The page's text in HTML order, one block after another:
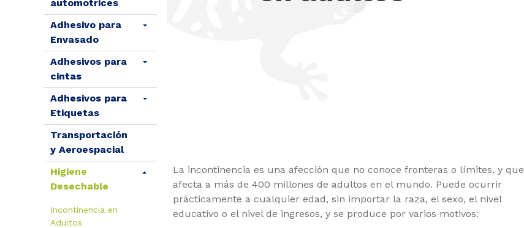
automotrices
Adhesivo para
Envasado
Adhesivos para
cintas
Adhesivos para
Etiquetas
Transportación
y Aeroespacial
Higiene
Desechable
Incontinencia en
Adultos
La incontinencia es una afección que no conoce fronteras o límites, y que
afecta a más de 400 millones de adultos en el mundo. Puede ocurrir
prácticamente a cualquier edad, sin importar la raza, el sexo, el nivel
educativo o el nivel de ingresos, y se produce por varios motivos: